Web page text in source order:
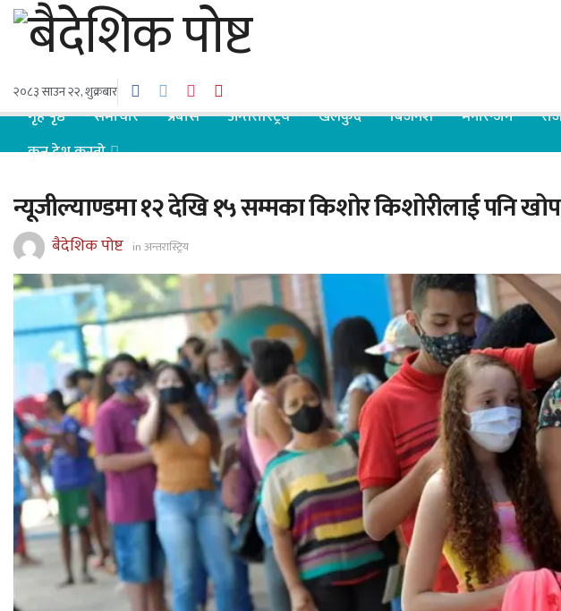
२०८३ साउन २२, शुक्रबार
गृह पृष्ठ समाचार प्रबास अन्तरास्ट्रिय खेलकुद बिजनेश मनोरन्जन
कुन देश कस्तो
न्यूजील्याण्डमा १२ देखि १५ सम्मका किशोर किशोरीलाई पनि
बैदेशिक पोष्ट inअन्तरास्ट्रिय